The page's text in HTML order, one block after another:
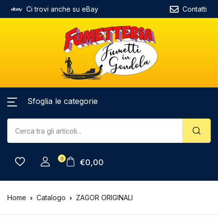
Ci trovi anche su eBay Contatti
Sfoglia le categorie
0 €0,00
Home Catalogo ZAGOR ORIGINALI